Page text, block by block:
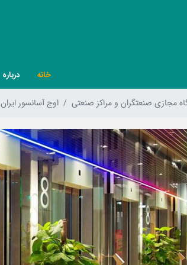
خانه درباره
مجازی صنعتگران و مراکز صنعتی اوج آسانسور ایران